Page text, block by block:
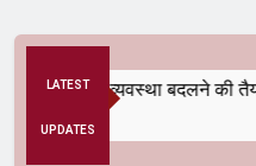
LATEST
UPDATES
अनैतिक व्यवस्था बदलने की तैयारी